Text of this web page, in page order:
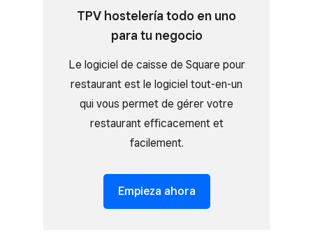
TPV hostelería todo en uno
para tu negocio
Le logiciel de caisse de Square pour
restaurant est le logiciel tout-en-un
qui vous permet de gérer votre
restaurant efficacement et
facilement.
Empieza ahora